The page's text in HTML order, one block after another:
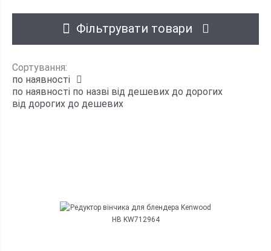
Фільтрувати товари
Сортування:
по наявності
по наявності по назві від дешевих до дорогих
від дорогих до дешевих